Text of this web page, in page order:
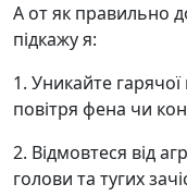
А от як правильно
підкажу я:
1. Уникайте
повітря фена чи
2. Відмовтеся від
голови та тугих